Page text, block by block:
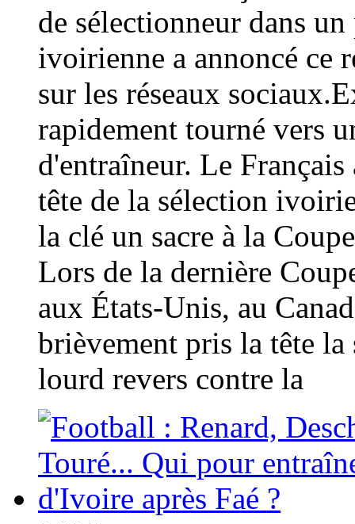
de sélectionneur dans
ivoirienne a annoncé ce
sur les réseaux
rapidement tourné vers
d'entraîneur. Le
tête de la sélection
la clé un sacre à la
Lors de la dernière
aux États-Unis, au
brièvement pris la tête
lourd revers contre la